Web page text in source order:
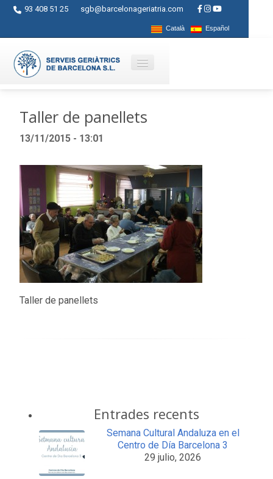
93 408 51 25 sgb@barcelonageriatria.com
Català Español
Servicios
Centros
Ayudas
Contacto
Blog
Taller de panellets
13/11/2015 - 13:01
Taller de panellets
Entrades recents
Semana Cultural Andaluza en el
Centro de Día Barcelona 3
29 julio, 2026